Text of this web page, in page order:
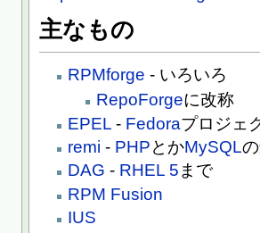
主なもの
RPMforge - いろいろ
RepoForgeに改称
EPEL - Fedoraプロジェ
remi - PHPとかMySQL
DAG - RHEL 5まで
RPM Fusion
IUS